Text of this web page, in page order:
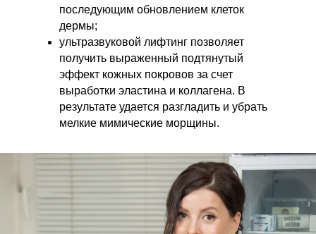
последующим обновлением клеток
дермы;
ультразвуковой лифтинг позволяет
получить выраженный подтянутый
эффект кожных покровов за счет
выработки эластина и коллагена. В
результате удается разгладить и убрать
мелкие мимические морщины.